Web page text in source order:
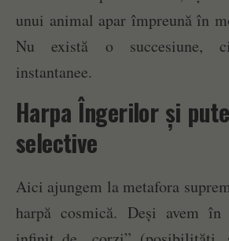
unui animal apar împreună în
Nu există o succesiune,
instantanee.
Harpa Îngerilor și
selective
Aici ajungem la metafora
harpă cosmică. Deși avem